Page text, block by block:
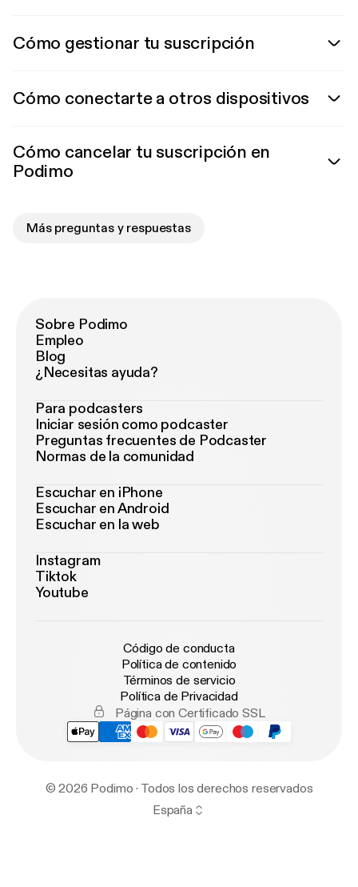
Cómo gestionar tu suscripción
Cómo conectarte a otros dispositivos
Cómo cancelar tu suscripción en
Podimo
Más preguntas y respuestas
Sobre Podimo
Empleo
Blog
¿Necesitas ayuda?
Para podcasters
Iniciar sesión como podcaster
Preguntas frecuentes de Podcaster
Normas de la comunidad
Escuchar en iPhone
Escuchar en Android
Escuchar en la web
Instagram
Tiktok
Youtube
Código de conducta
Política de contenido
Términos de servicio
Política de Privacidad
Página con Certificado SSL
© 2026 Podimo · Todos los derechos reservados
España